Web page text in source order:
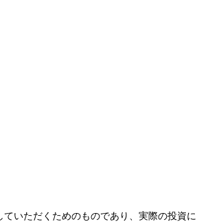
いただくためのものであり、実際の投資に